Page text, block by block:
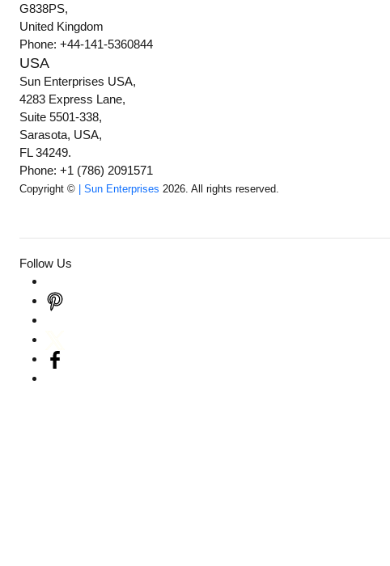
G838PS,
United Kingdom
Phone: +44-141-5360844
USA
Sun Enterprises USA,
4283 Express Lane,
Suite 5501-338,
Sarasota, USA,
FL 34249.
Phone: +1 (786) 2091571
Copyright © | Sun Enterprises 2026. All rights reserved.
Follow Us